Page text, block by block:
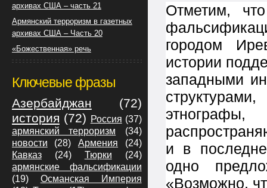
Отметим,
городом
истории
западными
и в
одно
«Возможно,
архивах США – часть 21
Армянский терроризм в газетных
архивах США – Часть 20
«Божественная» речь
Ключевые фразы
Азербайджан
(72)
история (72) Россия (37)
армянский терроризм
(34)
новости
(28) Армения
(24)
Кавказ
(24) Тюрки
(24)
армянские фальсификации
(19)
Османская Империя